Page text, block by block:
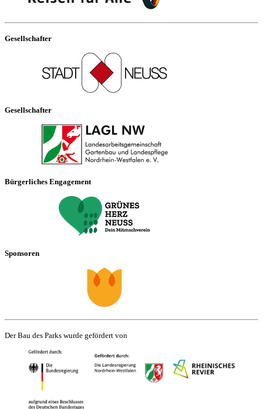
Gesellschafter
Gesellschafter
Bürgerliches Engagement
Sponsoren
Der Bau des Parks wurde gefördert von